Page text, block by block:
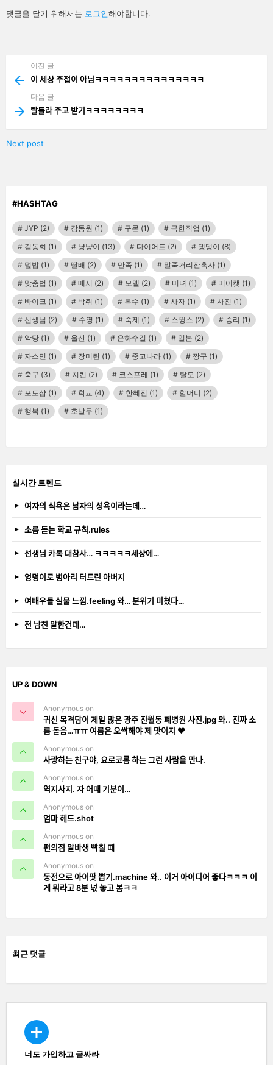
답
글
댓글을 달기 위해서는 로그인해야합니다.
more
이전 글
이 세상 주접이 아님ㅋㅋㅋㅋㅋㅋㅋㅋㅋㅋㅋㅋㅋㅋㅋ
다음 글
탈룰라 주고 받기ㅋㅋㅋㅋㅋㅋㅋㅋ
Next post
#HASHTAG
JYP (2) 강동원 (1) 구몬 (1) 극한직업 (1)
김동희 (1) 냥냥이 (13) 다이어트 (2) 댕댕이 (8)
덮밥 (1) 딸배 (2) 만족 (1) 말죽거리잔혹사 (1)
맞춤법 (1) 메시 (2) 모델 (2) 미녀 (1) 미어캣 (1)
바이크 (1) 박쥐 (1) 복수 (1) 사자 (1) 사진 (1)
선생님 (2) 수영 (1) 숙제 (1) 스윙스 (2) 승리 (1)
악당 (1) 울산 (1) 은하수길 (1) 일본 (2)
자스민 (1) 장미란 (1) 중고나라 (1) 짱구 (1)
축구 (3) 치킨 (2) 코스프레 (1) 탈모 (2)
포토샵 (1) 학교 (4) 한혜진 (1) 할머니 (2)
행복 (1) 호날두 (1)
실시간 트렌드
여자의 식욕은 남자의 성욕이라는데…
소름 돋는 학교 규칙.rules
선생님 카톡 대참사… ㅋㅋㅋㅋㅋ세상에…
엉덩이로 병아리 터트린 아버지
여배우들 실물 느낌.feeling 와… 분위기 미쳤다…
전 남친 말한건데…
UP & DOWN
Anonymous on
귀신 목격담이 제일 많은 광주 진월동 폐병원 사진.jpg 와.. 진짜 소
름 돋음…ㅠㅠ 여름은 오싹해야 제 맛이지 ❤️
Anonymous on
사랑하는 친구야, 요로코롬 하는 그런 사람을 만나.
Anonymous on
역지사지. 자 어때 기분이…
Anonymous on
엄마 헤드.shot
Anonymous on
편의점 알바생 빡칠 때
Anonymous on
동전으로 아이팟 뽑기.machine 와.. 이거 아이디어 좋다ㅋㅋㅋ 이
게 뭐라고 8분 넋 놓고 봄ㅋㅋ
최근 댓글
CREATE
너도 가입하고 글싸라